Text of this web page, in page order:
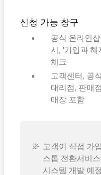
신청 가능 창구
공식 온라인
시, '가입과 해
체크
고객센터, 공
대리점, 판매
매장 포함
고객이 직접 가
스톱 전환서비
시스템 개발 예